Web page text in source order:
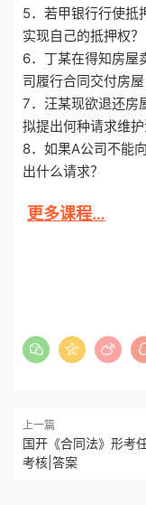
5．若甲银行行使抵
实现自己的抵押权？
6．丁某在得知房屋
司履行合同交付房
7．汪某现欲退还房
拟提出何种请求维
8．如果A公司不能
出什么请求？
更多课程…
上一篇
国开《合同法》形考
考核|答案